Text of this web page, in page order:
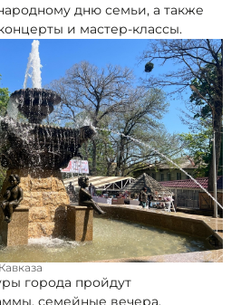
дню семьи, а также
и мастер-классы.
города пройдут
семейные вечера,